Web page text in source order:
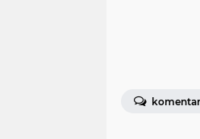
komentar